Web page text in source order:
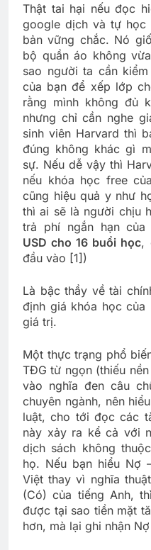
Thật tai hại nếu đọc
google dịch và tự học
bản vững chắc. Nó
bộ quần áo không
sao người ta cần
của bạn để xếp lớp
rằng mình không đủ
nhưng chỉ cần nghe
sinh viên Harvard thì
đúng không khác gì
sự. Nếu dễ vậy thì
nếu khóa học free
cũng hiệu quả y như
thì ai sẽ là người chịu
trả phí ngắn hạn của
USD cho 16 buổi học,
đầu vào [1])
Là bậc thầy về tài
định giá khóa học
giá trị.
Một thực trạng phổ
TĐG từ ngọn (thiếu
vào nghĩa đen câu
chuyên ngành, nên
luật, cho tới đọc các
này xảy ra kể cả với
dịch sách không
họ. Nếu bạn hiểu Nợ
Việt thay vì nghĩa
(Có) của tiếng Anh,
được tại sao tiền mặt
hơn, mà lại ghi nhận